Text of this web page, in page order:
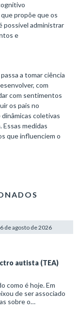
propõe que os
possível administrar
e
a tomar ciência
com
com sentimentos
os pais no
coletivas
Essas medidas
que influenciem o
de agosto de 2026
autista (TEA)
como é hoje. Em
de ser associado
sobre o